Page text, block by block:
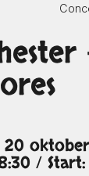
20
/